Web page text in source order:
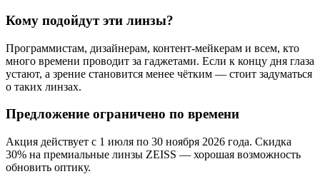
Кому подойдут эти линзы?
Программистам, дизайнерам, контент-мейкерам и всем, кто
много времени проводит за гаджетами. Если к концу дня глаза
устают, а зрение становится менее чётким — стоит задуматься
о таких линзах.
Предложение ограничено по времени
Акция действует с 1 июля по 30 ноября 2026 года. Скидка
30% на премиальные линзы ZEISS — хорошая возможность
обновить оптику.